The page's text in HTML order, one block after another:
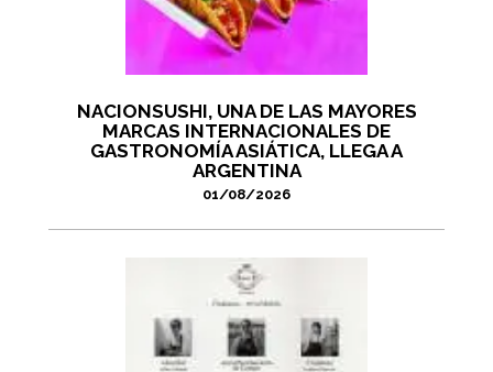
NACIONSUSHI, UNA DE LAS MAYORES
MARCAS INTERNACIONALES DE
GASTRONOMÍA ASIÁTICA, LLEGA A
ARGENTINA
01/08/2026